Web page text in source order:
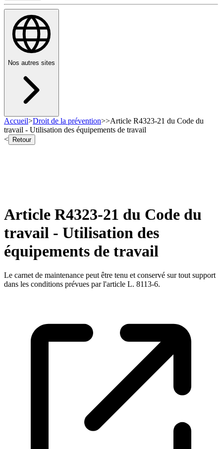
Nos autres sites
Accueil>Droit de la prévention>>Article R4323-21 du Code du
travail - Utilisation des équipements de travail
<
Retour
Article R4323-21 du Code du
travail - Utilisation des
équipements de travail
Le carnet de maintenance peut être tenu et conservé sur tout support
dans les conditions prévues par l'article L. 8113-6.